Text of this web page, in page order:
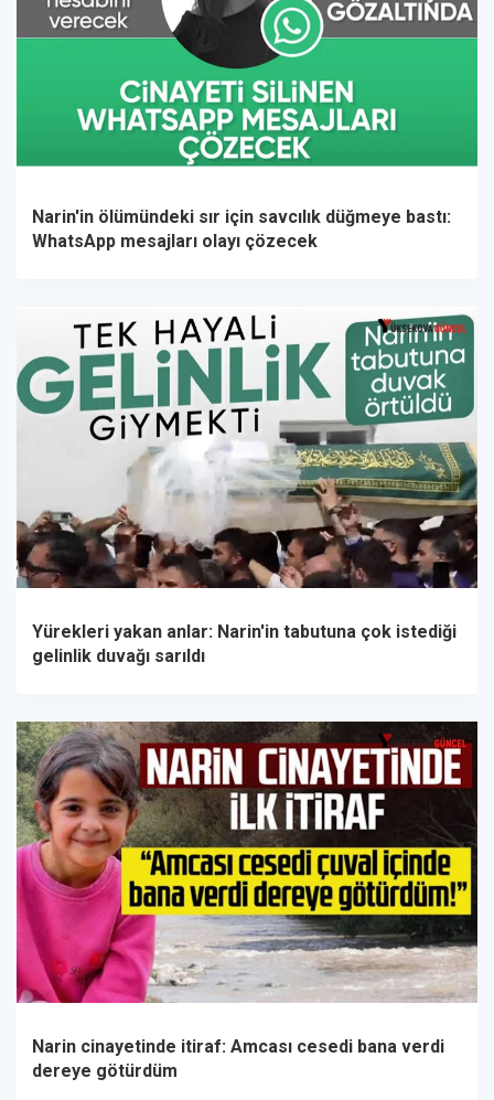
Narin'in ölümündeki sır için savcılık düğmeye bastı:
WhatsApp mesajları olayı çözecek
Yürekleri yakan anlar: Narin'in tabutuna çok istediği
gelinlik duvağı sarıldı
Narin cinayetinde itiraf: Amcası cesedi bana verdi
dereye götürdüm